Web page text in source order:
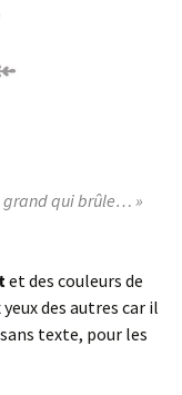
grand qui brûle… »
et des couleurs de
des autres car il
texte, pour les